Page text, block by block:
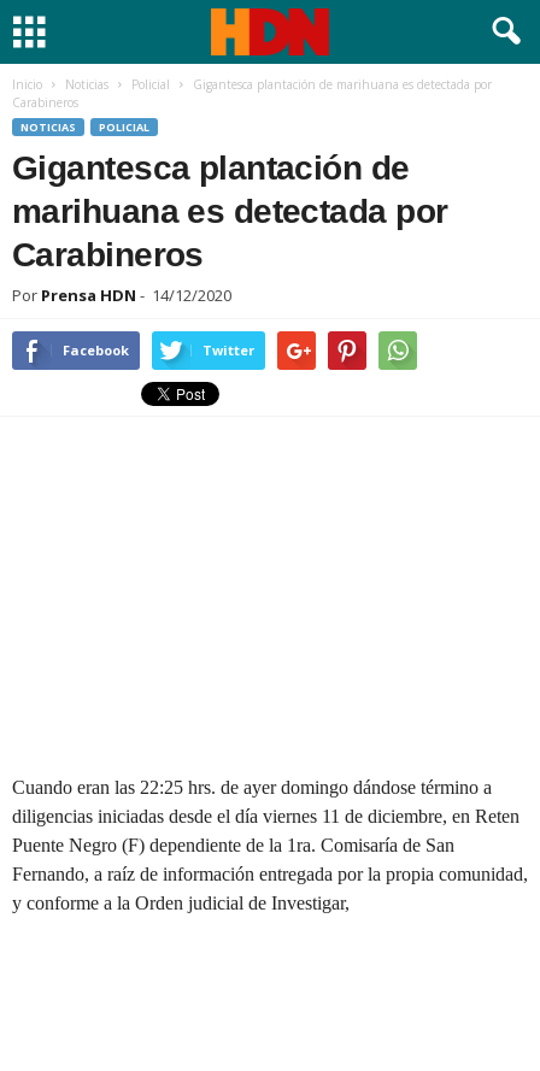
Inicio Noticias Policial
Gigantesca plantación de marihuana es detectada por
Carabineros
NOTICIAS POLICIAL
Gigantesca plantación de
marihuana es detectada por
Carabineros
Por Prensa HDN - 14/12/2020
Facebook Twitter
Cuando eran las 22:25 hrs. de ayer domingo dándose término a
diligencias iniciadas desde el día viernes 11 de diciembre, en Reten
Puente Negro (F) dependiente de la 1ra. Comisaría de San
Fernando, a raíz de información entregada por la propia comunidad,
y conforme a la Orden judicial de Investigar,